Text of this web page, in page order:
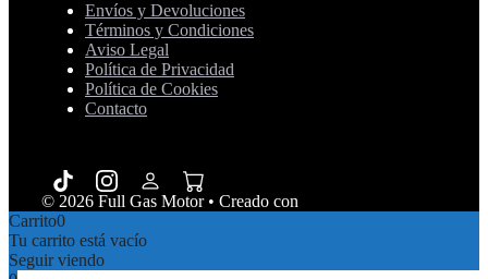
Envíos y Devoluciones
Términos y Condiciones
Aviso Legal
Política de Privacidad
Política de Cookies
Contacto
© 2026 Full Gas Motor• Creado con
Carrito0
Tu carrito está vacío
Seguir viendo